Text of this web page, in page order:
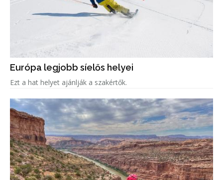
Európa legjobb síelős helyei
Ezt a hat helyet ajánlják a szakértők.